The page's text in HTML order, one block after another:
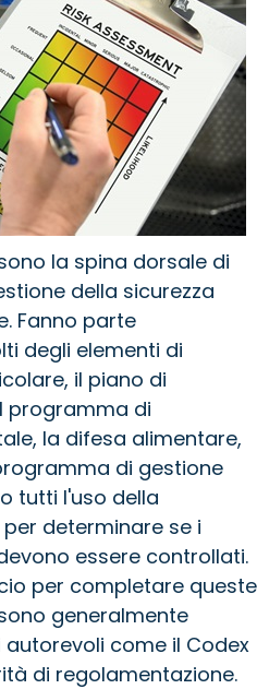
la spina dorsale di
della sicurezza
Fanno parte
degli elementi di
il piano di
programma di
la difesa alimentare,
di gestione
tutti l'uso della
determinare se i
essere controllati.
per completare queste
generalmente
come il Codex
di regolamentazione.